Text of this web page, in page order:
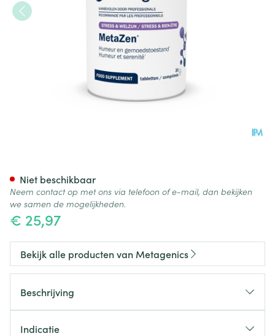
€ 25,97
Niet beschikbaar
Neem contact op met ons via telefoon of e-mail, dan bekijken
we samen de mogelijkheden.
Bekijk alle producten van Metagenics
Beschrijving
Indicatie